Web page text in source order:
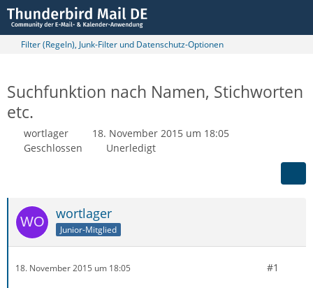
Filter (Regeln), Junk-Filter und Datenschutz-Optionen
Suchfunktion nach Namen, Stichworten
etc.
wortlager
18. November 2015 um 18:05
Geschlossen
Unerledigt
wortlager
Junior-Mitglied
18. November 2015 um 18:05 #1